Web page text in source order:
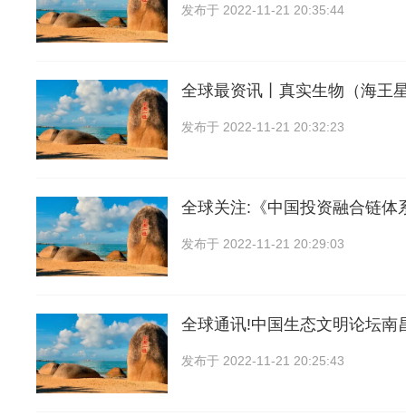
发布于 2022-11-21 20:35:44
全球最资讯丨真实生物（海王
发布于 2022-11-21 20:32:23
全球关注:《中国投资融合链体
发布于 2022-11-21 20:29:03
全球通讯!中国生态文明论坛南
发布于 2022-11-21 20:25:43